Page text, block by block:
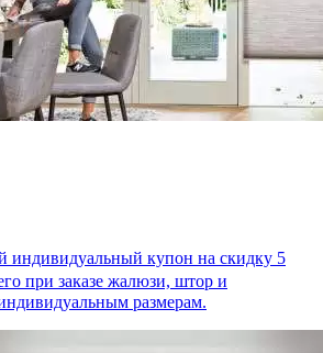
индивидуальный купон на скидку 5
при заказе жалюзи, штор и
размерам.